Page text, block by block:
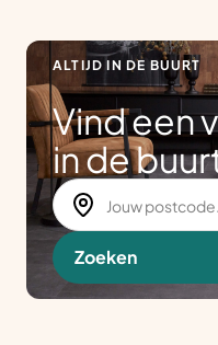
ALTIJD IN DE BUURT
Vind een
in de
Zoeken